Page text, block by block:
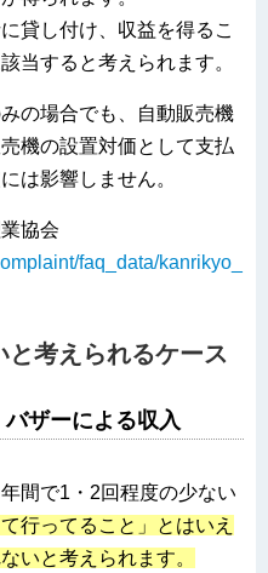
貸し付け、収益を得るこ
当すると考えられます。
の場合でも、自動販売機
機の設置対価として支払
は影響しません。
協会
faq_data/kanrikyo_
考えられるケース
ザーによる収入
間で1・2回程度の少ない
て行ってること」とはいえ
いと考えられます。